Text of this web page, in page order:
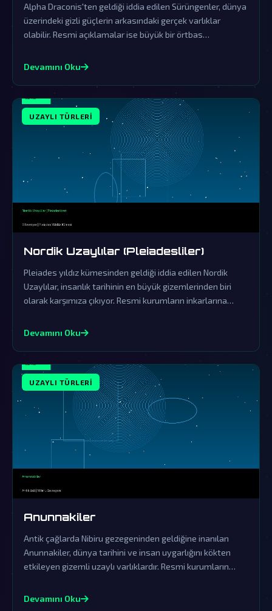
Alpha Draconis'ten geldiği iddia edilen Sürüngenler, dünya
üzerindeki gizli güçlerin arkasındaki gerçek varlıklar
olabilir. Resmi açıklamalar ise büyük bir örtbas
Devamını Oku
UZAYLI TÜRLERI
Nordik Uzaylılar (Pleiadesliler)
Pleiades yıldız kümesinden geldiği iddia edilen Nordik
Uzaylılar, insanlık tarihinin en büyük gizemlerinden biri
olarak karşımıza çıkıyor. Resmi kurumların inkarlarına
saklanan gerçekler gün yüzüne çıkmayı bekliyor.
Devamını Oku
UZAYLI TÜRLERI
Anunnakiler
Antik çağlarda Nibiru gezegeninden geldiğine inanılan
Anunnakiler, dünya tarihini ve insan uygarlığını kökten
etkileyen gizemli uzaylı varlıklardır. Resmi kurumların
izler hala günümüzde ortaya çıkıyor.
Devamını Oku